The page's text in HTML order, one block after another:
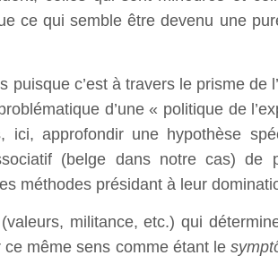
ce qui semble être devenu une
c’est à travers le prisme de
d’une « politique de
approfondir une hypothèse
(belge dans notre cas) de
méthodes présidant à leur
militance, etc.) qui
ce même sens comme étant le